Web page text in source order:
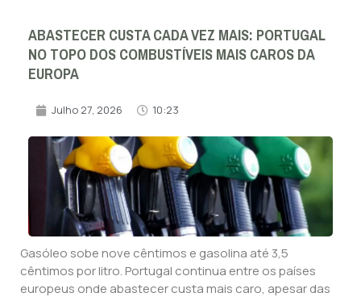
ABASTECER CUSTA CADA VEZ MAIS: PORTUGAL
NO TOPO DOS COMBUSTÍVEIS MAIS CAROS DA
EUROPA
Julho 27, 2026 10:23
Gasóleo sobe nove cêntimos e gasolina até 3,5
cêntimos por litro. Portugal continua entre os países
europeus onde abastecer custa mais caro, apesar das